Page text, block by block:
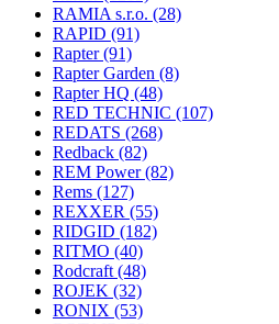
RAMIA s.r.o. (28)
RAPID (91)
Rapter(91)
Rapter Garden (8)
Rapter HQ (48)
RED TECHNIC (107)
REDATS (268)
Redback (82)
REM Power(82)
Rems (127)
REXXER (55)
RIDGID (182)
RITMO (40)
Rodcraft (48)
ROJEK (32)
RONIX (53)